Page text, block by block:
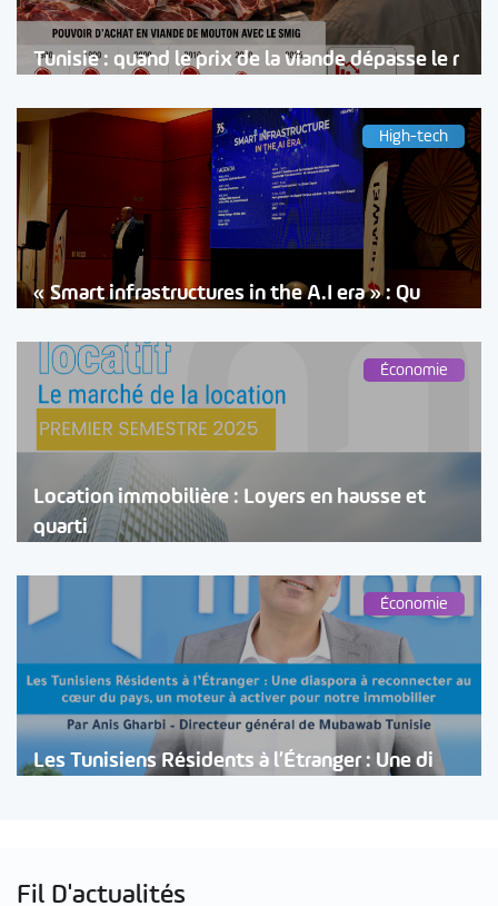
Tunisie : quand le prix de la viande dépasse le r
High-tech
« Smart infrastructures in the A.I era » : Qu
Économie
Location immobilière : Loyers en hausse et
quarti
Économie
Les Tunisiens Résidents à l’Étranger : Une di
Fil D'actualités